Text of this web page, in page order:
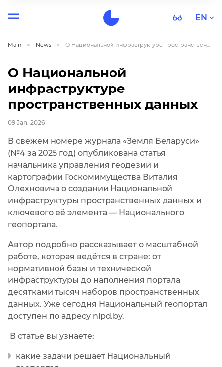
EN
Main News О Национальной инфраструктуре пространствен...
О Национальной
инфраструктуре
пространственных данных
09 Jan. 2026
В свежем номере журнала «Земля Беларуси»
(№4 за 2025 год) опубликована статья
начальника управления геодезии и
картографии Госкомимущества Виталия
Олехновича о создании Национальной
инфраструктуры пространственных данных и
ключевого её элемента — Национального
геопортала.
Автор подробно рассказывает о масштабной
работе, которая ведётся в стране: от
нормативной базы и технической
инфраструктуры до наполнения портала
десятками тысяч наборов пространственных
данных. Уже сегодня Национальный геопортал
доступен по адресу nipd.by.
В статье вы узнаете:
какие задачи решает Национальный